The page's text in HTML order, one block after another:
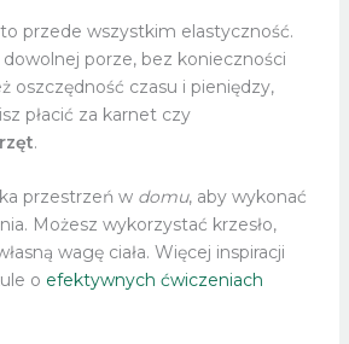
to przede wszystkim elastyczność.
porze, bez konieczności
oszczędność czasu i pieniędzy,
płacić za karnet czy
.
przestrzeń w domu, aby wykonać
Możesz wykorzystać krzesło,
wagę ciała. Więcej inspiracji
o efektywnych ćwiczeniach